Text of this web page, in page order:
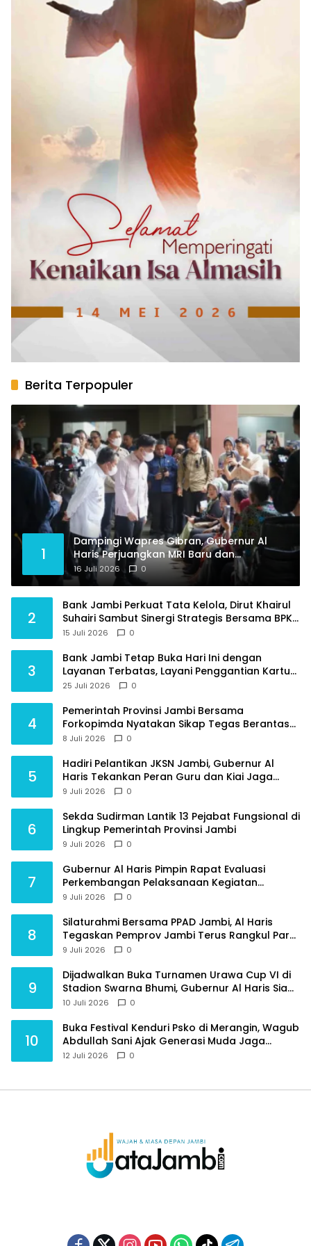
Berita Terpopuler
1
Dampingi Wapres Gibran, Gubernur Al
Haris Perjuangkan MRI Baru dan
Tambahan Dokter Spesialis untuk RSUD
Raden Mattaher
16 Juli 2026 0
2
Bank Jambi Perkuat Tata Kelola, Dirut Khairul
Suhairi Sambut Sinergi Strategis Bersama BPKP
Jambi
15 Juli 2026 0
3
Bank Jambi Tetap Buka Hari Ini dengan
Layanan Terbatas, Layani Penggantian Kartu
ATM dan Perubahan PIN
25 Juli 2026 0
4
Pemerintah Provinsi Jambi Bersama
Forkopimda Nyatakan Sikap Tegas Berantas
Geng Motor
8 Juli 2026 0
5
Hadiri Pelantikan JKSN Jambi, Gubernur Al
Haris Tekankan Peran Guru dan Kiai Jaga
Moral Generasi Bangsa
9 Juli 2026 0
6
Sekda Sudirman Lantik 13 Pejabat Fungsional di
Lingkup Pemerintah Provinsi Jambi
9 Juli 2026 0
7
Gubernur Al Haris Pimpin Rapat Evaluasi
Perkembangan Pelaksanaan Kegiatan
Pembangunan Triwulan II TA 2026
9 Juli 2026 0
8
Silaturahmi Bersama PPAD Jambi, Al Haris
Tegaskan Pemprov Jambi Terus Rangkul Para
Purnawirawan
9 Juli 2026 0
9
Dijadwalkan Buka Turnamen Urawa Cup VI di
Stadion Swarna Bhumi, Gubernur Al Haris Siap
Berlaga Lawan Tim Urawa
10 Juli 2026 0
10
Buka Festival Kenduri Psko di Merangin, Wagub
Abdullah Sani Ajak Generasi Muda Jaga
Budaya dan Jauhi Narkoba
12 Juli 2026 0